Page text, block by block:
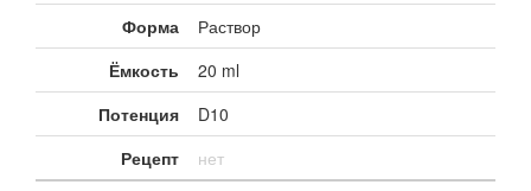
Форма
Раствор
Ёмкость
20 ml
Потенция
D10
Рецепт
нет